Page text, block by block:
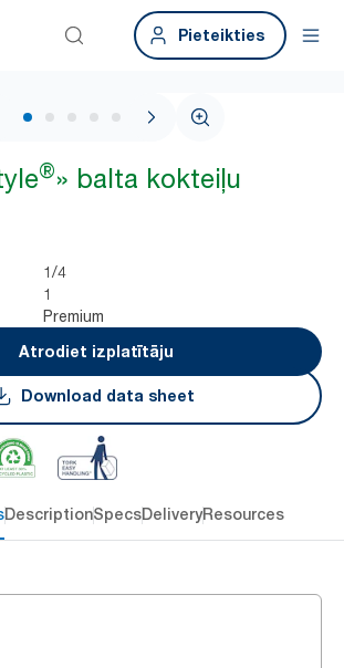
Pieteikties
1 / 5
®» balta kokteiļu
1/4
1
Premium
Atrodiet izplatītāju
Download data sheet
DescriptionSpecsDeliveryResources